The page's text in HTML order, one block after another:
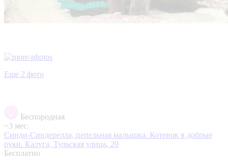
Еще 2 фото
Беспородная
~3 мес.
Синди-Синдерелла, пепельная малышка. Котенок в добрые
руки. Калуга, Тульская улица, 20
Бесплатно